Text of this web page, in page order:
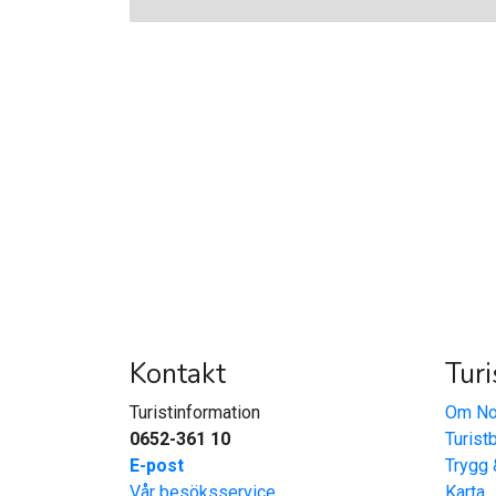
Kontakt
Turistinformation
0652-361 10
E-post
Vår besöksservice
Om
Trygg
Karta